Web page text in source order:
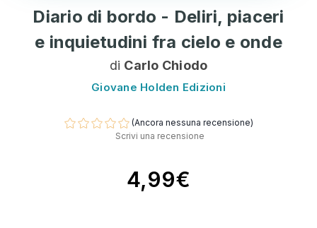
Diario di bordo - Deliri, piaceri
e inquietudini fra cielo e onde
di Carlo Chiodo
Giovane Holden Edizioni
(Ancora nessuna recensione)
Scrivi una recensione
4,99€